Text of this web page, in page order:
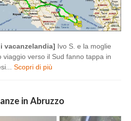
vacanzelandia] Ivo S. e la moglie
viaggio verso il Sud fanno tappa in
Scopri di più
in Abruzzo